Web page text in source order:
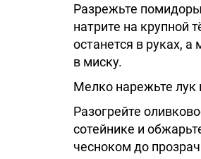
Разрежьте
натрите на крупной
останется в руках, а
в миску.
Мелко нарежьте лук
Разогрейте
сотейнике и
чесноком до